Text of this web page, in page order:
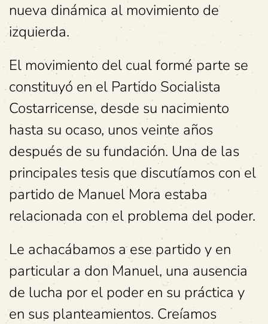
nueva dinámica al movimiento de
izquierda.
El movimiento del cual formé parte se
constituyó en el Partido Socialista
Costarricense, desde su nacimiento
hasta su ocaso, unos veinte años
después de su fundación. Una de las
principales tesis que discutíamos con el
partido de Manuel Mora estaba
relacionada con el problema del poder.
Le achacábamos a ese partido y en
particular a don Manuel, una ausencia
de lucha por el poder en su práctica y
en sus planteamientos. Creíamos